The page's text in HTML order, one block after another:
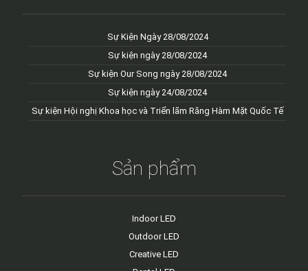
Sự Kiện Ngày 28/08/2024
Sự kiện ngày 28/08/2024
Sự kiện Our Song ngày 28/08/2024
Sự kiện ngày 24/08/2024
Sự kiện Hội nghị Khoa học và Triển lãm Răng Hàm Mặt Quốc Tế
Sản phẩm
Indoor LED
Outdoor LED
Creative LED